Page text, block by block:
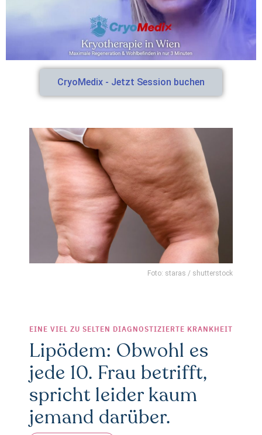
CryoMedix - Jetzt Session buchen
Foto: staras / shutterstock
EINE VIEL ZU SELTEN DIAGNOSTIZIERTE KRANKHEIT
Lipödem: Obwohl es
jede 10. Frau betrifft,
spricht leider kaum
jemand darüber.